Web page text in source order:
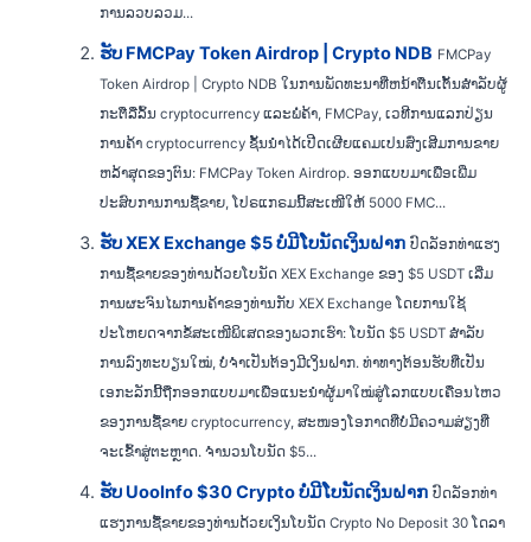
ການລວບລວມ...
ຮັບ FMCPay Token Airdrop | Crypto NDB FMCPay
Token Airdrop | Crypto NDB ໃນການພັດທະນາທີ່ຫນ້າຕື່ນເຕັ້ນສໍາລັບຜູ້
ກະຕືລືລົ້ນ cryptocurrency ແລະພໍ່ຄ້າ, FMCPay, ເວທີການແລກປ່ຽນ
ການຄ້າ cryptocurrency ຊັ້ນນໍາໄດ້ເປີດເຜີຍແຄມເປນສົ່ງເສີມການຂາຍ
ຫລ້າສຸດຂອງຕົນ: FMCPay Token Airdrop. ອອກແບບມາເພື່ອເພີ່ມ
ປະສົບການການຊື້ຂາຍ, ໂປຣແກຣມນີ້ສະເໜີໃຫ້ 5000 FMC...
ຮັບ XEX Exchange $5 ບໍ່ມີໂບນັດເງິນຝາກ ປົດລັອກທ່າແຮງ
ການຊື້ຂາຍຂອງທ່ານດ້ວຍໂບນັດ XEX Exchange ຂອງ $5 USDT ເລີ່ມ
ການຜະຈົນໄພການຄ້າຂອງທ່ານກັບ XEX Exchange ໂດຍການໃຊ້
ປະໂຫຍດຈາກຂໍ້ສະເໜີພິເສດຂອງພວກເຮົາ: ໂບນັດ $5 USDT ສຳລັບ
ການລົງທະບຽນໃໝ່, ບໍ່ຈໍາເປັນຕ້ອງມີເງິນຝາກ. ທ່າທາງຕ້ອນຮັບທີ່ເປັນ
ເອກະລັກນີ້ຖືກອອກແບບມາເພື່ອແນະນຳຜູ້ມາໃໝ່ສູ່ໂລກແບບເຄື່ອນໄຫວ
ຂອງການຊື້ຂາຍ cryptocurrency, ສະໜອງໂອກາດທີ່ບໍ່ມີຄວາມສ່ຽງທີ່
ຈະເຂົ້າສູ່ຕະຫຼາດ. ຈໍານວນໂບນັດ $5...
ຮັບ UooInfo $30 Crypto ບໍ່ມີໂບນັດເງິນຝາກ ປົດລັອກທ່າ
ແຮງການຊື້ຂາຍຂອງທ່ານດ້ວຍເງິນໂບນັດ Crypto No Deposit 30 ໂດລາ